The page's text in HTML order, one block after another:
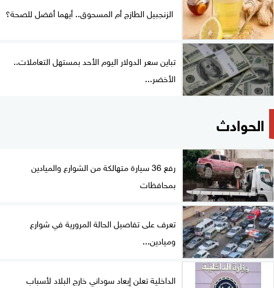
الزنجبيل الطازج أم المسحوق.. أيهما أفضل للصحة؟
تباين سعر الدولار اليوم الأحد بمستهل التعاملات..
الأخضر...
الحوادث
رفع 36 سيارة متهالكة من الشوارع والميادين
بمحافظات
تعرف على تفاصيل الحالة المرورية في شوارع
وميادين...
الداخلية تعلن إبعاد سوداني خارج البلاد لأسباب